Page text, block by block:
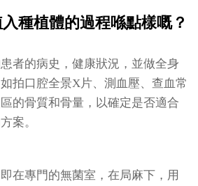
種植體的過程喺點樣嘅？
者的病史，健康狀況，並做全身
拍口腔全景X片、測血壓、查血常
的骨質和骨量，以確定是否適合
案。
在專門的無菌室，在局麻下，用